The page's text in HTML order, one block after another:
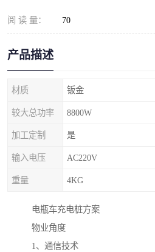
阅 读 量： 70
产品描述
材质 钣金
较大总功率 8800W
加工定制 是
输入电压 AC220V
重量 4KG
电瓶车充电桩方案
物业角度
1、通信技术